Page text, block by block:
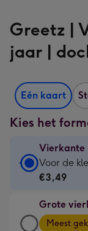
Greetz |
jaar |
Eén kaart
Kies het
Vierkante
Vierkante
kaart
€3,49
-
Voor de
€3,49
Grote
Grote
Meest